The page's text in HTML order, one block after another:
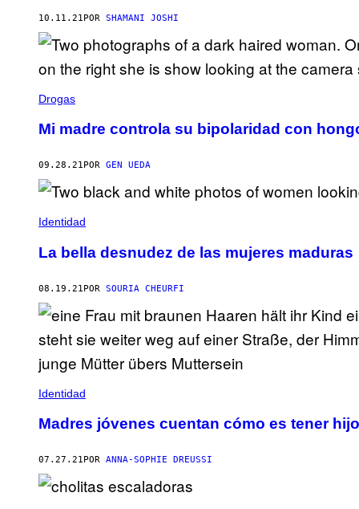
10.11.21 POR SHAMANI JOSHI
Drogas
Mi madre controla su bipolaridad con
09.28.21POR GEN UEDA
Identidad
La bella desnudez de las mujeres maduras
08.19.21 POR SOURIA CHEURFI
Identidad
Madres jóvenes cuentan cómo es tener
07.27.21 POR ANNA-SOPHIE DREUSSI